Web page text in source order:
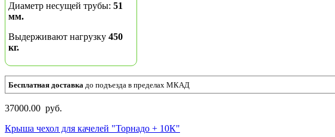
Диаметр несущей трубы: 51
мм.
Выдерживают нагрузку 450
кг.
Бесплатная доставка до подъезда в пределах МКАД
37000.00 руб.
Крыша чехол для качелей "Торнадо + 10К"